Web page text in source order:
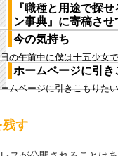
ていれば、答えのない問
を人間は認めようとしな
ころで殺伐とした...
『職種と用途で探
ン事典』に寄稿さ
種と用途で探せる Blender
ていただきました！ 定番
ドオンまで...
今の気持ち
の午前中に僕は十五少女
ューサーに脚本やプロッ
そしてミーティング2...
ホームページに引き
ムページに引きこもりた
残す